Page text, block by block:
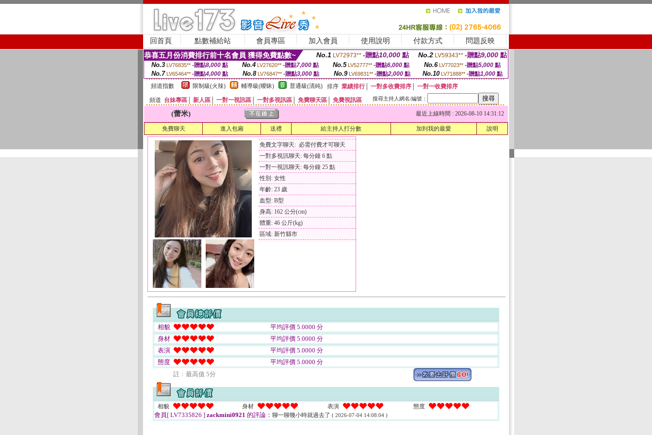
回首頁 點數補給站 會員專區 加入會員 使用說明 付款方式 問題反映
恭喜五月份消費排行前十名會員 獲得免費點數~ No.1 LV72973** -贈點10,000 點 No.2 LV59343** -贈點9,000 點
No.3 LV76835** -贈點8,000點 No.4 LV27620** -贈點7,000點 No.5 LV52777** -贈點6,000點 No.6 LV77023** -贈點5,000點
No.7 LV65464** -贈點4,000 點 No.8 LV76847** -贈點3,000 點 No.9 LV69831** -贈點2,000點 No.10 LV71888** -贈點1,000 點
頻道指數
限制級(火辣) 輔導級(曖昧) 普通級(清純) 排序 業績排行│ 一對多收費排序
一對一收費排序
頻道 台妹專區 新人區 一對一視訊區 一對多視訊區 免費聊天區 免費視訊區 搜尋主持人網名/編號：
(蕾米) 最近上線時間 : 2026-08-10 14:31:12
免費聊天 進入包廂 送禮 給主持人打分數 加到我的最愛 說明
免費文字聊天: 必需付費才可聊天
一對多視訊聊天: 每分鐘 6 點
一對一視訊聊天: 每分鐘 25 點
性別: 女性
年齡: 23 歲
血型: B型
身高: 162 公分(cm)
體重: 46 公斤(kg)
區域: 新竹縣市
相貌
平均評價 5.0000 分
身材
平均評價 5.0000 分
表演
平均評價 5.0000 分
態度
平均評價 5.0000 分
註﹕最高值 5分
相貌 身材 表演 態度
會員[ LV7335826 ] zackmini0921 的評論： 聊一聊幾小時就過去了 ( 2026-07-04 14:08:04 )